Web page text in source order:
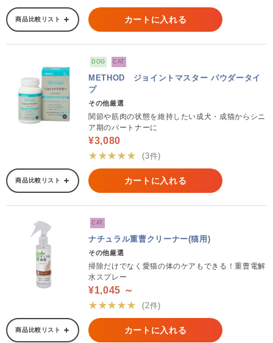
商品比較リスト カートに入れる
DOG CAT
METHOD ジョイントマスター パウダータイ
プ
その他厳選
関節や筋肉の状態を維持したい成犬・成猫からシニ
ア期のパートナーに
¥3,080
★★★★★
(3件)
商品比較リスト カートに入れる
CAT
ナチュラル重曹クリーナー(猫用)
その他厳選
掃除だけでなく愛猫の体のケアもできる！重曹電解
水スプレー
¥1,045 ～
★★★★★
(2件)
商品比較リスト カートに入れる